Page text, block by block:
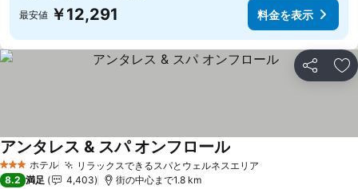
最安値 ￥12,291 料金を表示
シェア お
3 ホテルのランク
ホテル リラックスできるスパとウェルネスエリア
アンタレス & スパ オンフロール
8.2 満足 4,403 街の中心まで1.8 km